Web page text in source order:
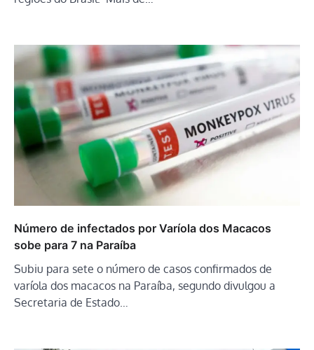
Número de infectados por Varíola dos Macacos
sobe para 7 na Paraíba
Subiu para sete o número de casos confirmados de
varíola dos macacos na Paraíba, segundo divulgou a
Secretaria de Estado…